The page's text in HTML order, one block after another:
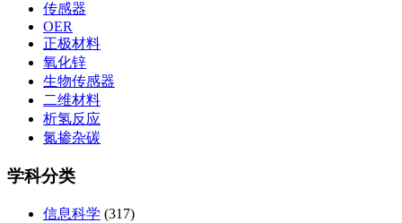
传感器
OER
正极材料
氧化锌
生物传感器
二维材料
析氢反应
氮掺杂碳
学科分类
信息科学 (317)